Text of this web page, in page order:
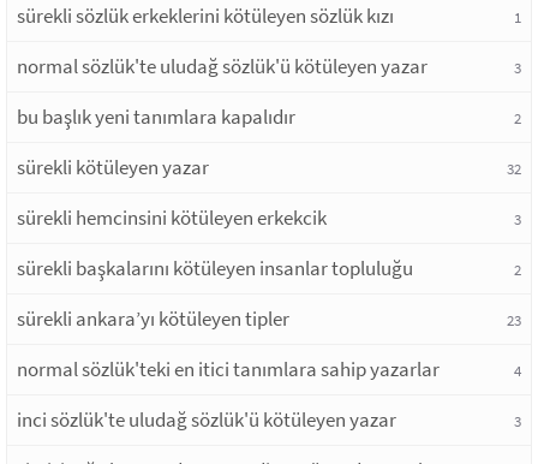
sürekli sözlük erkeklerini kötüleyen sözlük kızı 1
normal sözlük'te uludağ sözlük'ü kötüleyen yazar 3
bu başlık yeni tanımlara kapalıdır 2
sürekli kötüleyen yazar 32
sürekli hemcinsini kötüleyen erkekcik 3
sürekli başkalarını kötüleyen insanlar topluluğu 2
sürekli ankara’yı kötüleyen tipler 23
normal sözlük'teki en itici tanımlara sahip yazarlar 4
inci sözlük'te uludağ sözlük'ü kötüleyen yazar 3